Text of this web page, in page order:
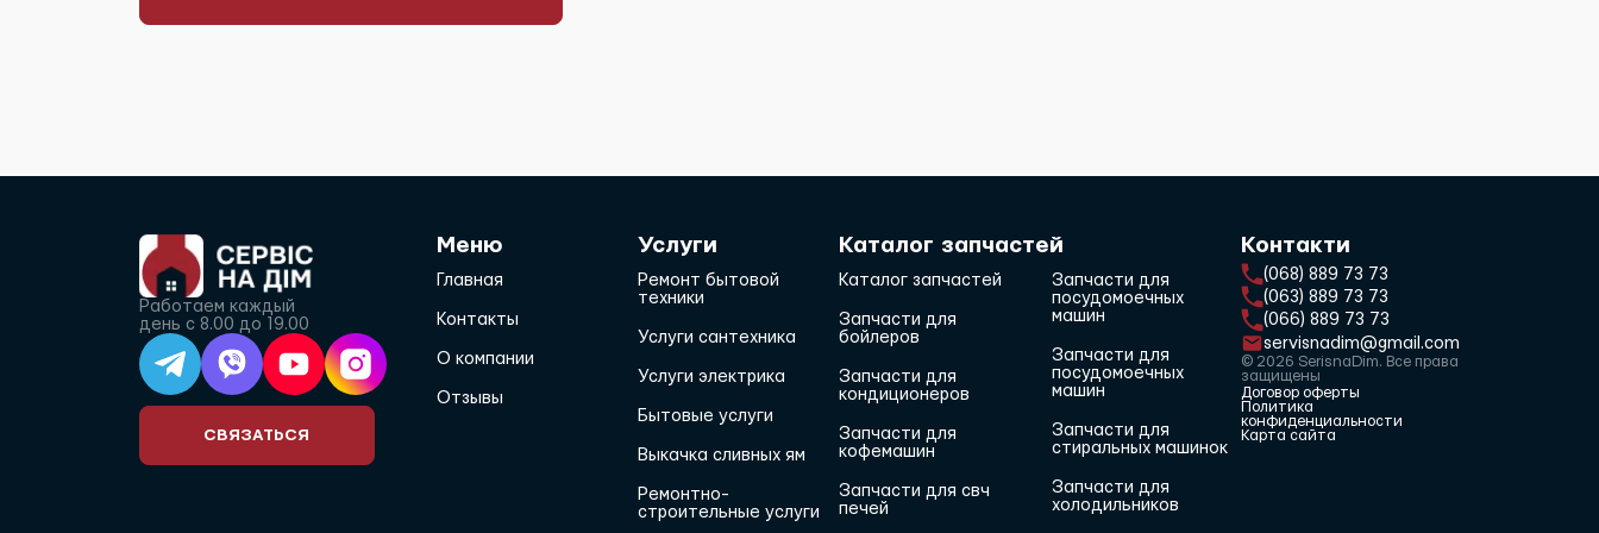
Работаем каждый
день с 8.00 до 19.00
СВЯЗАТЬСЯ
Меню
Главная
Контакты
О компании
Отзывы
Услуги
Ремонт бытовой
техники
Услуги сантехника
Услуги электрика
Бытовые услуги
Выкачка сливных ям
Ремонтно-
строительные услуги
Каталог запчастей
Каталог запчастей
Запчасти для
бойлеров
Запчасти для
кондиционеров
Запчасти для
кофемашин
Запчасти для свч
печей
Запчасти для
посудомоечных
машин
Запчасти для
посудомоечных
машин
Запчасти для
стиральных машинок
Запчасти для
холодильников
Контакти
(068) 889 73 73
(063) 889 73 73
(066) 889 73 73
servisnadim@gmail.com
© 2026 SerisnaDim. Все права
защищены
Договор оферты
Политика
конфиденциальности
Карта сайта